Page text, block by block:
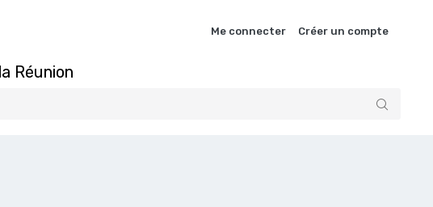
Me connecter Créer un compte
Réunion